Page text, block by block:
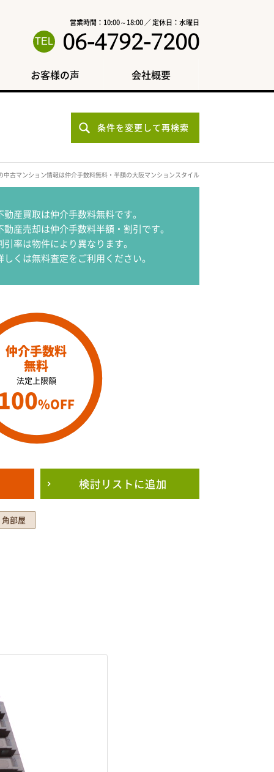
営業時間：10:00～18:00 ／ 定休日：水曜日
06-4792-7200
お客様の声 会社概要
条件を変更して再検索
中古マンション情報は仲介手数料無料・半額の大阪マンションスタイル
動産買取は仲介手数料無料です。
動産売却は仲介手数料半額・割引です。
引率は物件により異なります。
しくは無料査定をご利用ください。
仲介手数料
無料
法定上限額
%OFF
検討リストに追加
角部屋